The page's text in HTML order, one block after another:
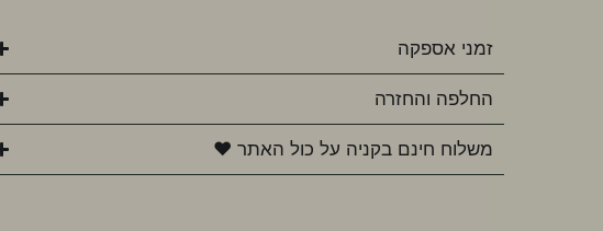
זמני אספקה
החלפה והחזרה
משלוח חינם בקניה על כול האתר ♥